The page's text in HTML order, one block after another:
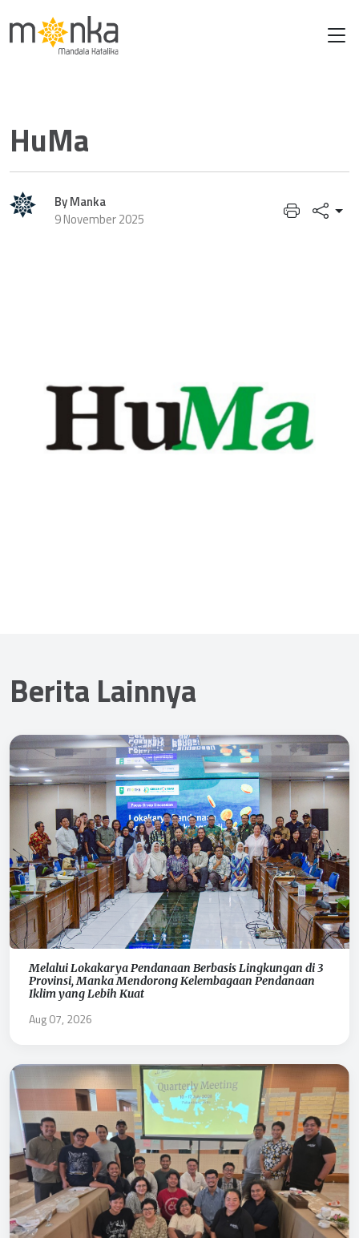
HuMa
By Manka
9 November 2025
Berita Lainnya
Melalui Lokakarya Pendanaan Berbasis Lingkungan di 3
Provinsi, Manka Mendorong Kelembagaan Pendanaan
Iklim yang Lebih Kuat
Aug 07, 2026